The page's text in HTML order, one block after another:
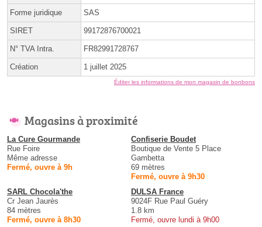
Forme juridique SAS
SIRET 99172876700021
N° TVA Intra. FR82991728767
Création 1 juillet 2025
Éditer les informations de mon magasin de bonbons
Magasins à proximité
La Cure Gourmande
Rue Foire
Même adresse
Fermé, ouvre à 9h
Confiserie Boudet
Boutique de Vente 5 Place
Gambetta
69 mètres
Fermé, ouvre à 9h30
SARL Chocola'the
Cr Jean Jaurès
84 mètres
Fermé, ouvre à 8h30
DULSA France
9024F Rue Paul Guéry
1.8 km
Fermé, ouvre lundi à 9h00